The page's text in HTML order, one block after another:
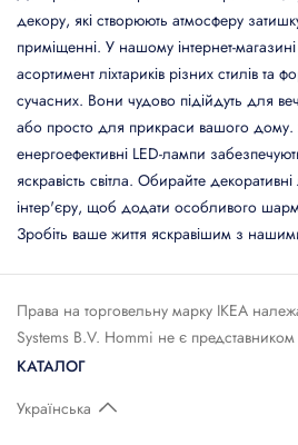
декору, які створюють атмосферу
приміщенні. У нашому інтернет-
асортимент ліхтариків різних стилів
сучасних. Вони чудово підійдуть для
або просто для прикраси вашого дому.
енергоефективні LED-лампи
яскравість світла. Обирайте
інтер'єру, щоб додати особливого
Зробіть ваше життя яскравішим з
Права на торговельну марку IКЕА
Systems B.V. Hommi не є представником
КАТАЛОГ